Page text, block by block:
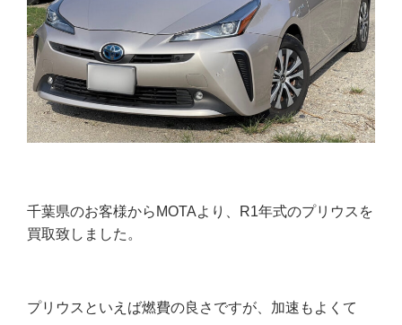
千葉県のお客様からMOTAより、R1年式のプリウスを
買取致しました。
プリウスといえば燃費の良さですが、加速もよくて